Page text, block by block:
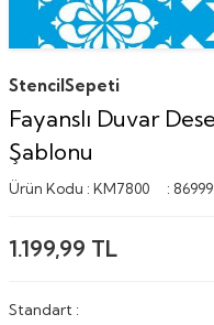
StencilSepeti
Fayanslı Duvar
Şablonu
Ürün Kodu : KM7800 :
1.199,99 TL
Standart :